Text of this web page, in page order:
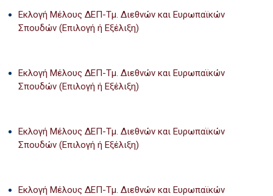
Εκλογή Μέλους ΔΕΠ-Τμ. Διεθνών και Ευρωπαϊκών
Σπουδών (Επιλογή ή Εξέλιξη)
Εκλογή Μέλους ΔΕΠ-Τμ. Διεθνών και Ευρωπαϊκών
Σπουδών (Επιλογή ή Εξέλιξη)
Εκλογή Μέλους ΔΕΠ-Τμ. Διεθνών και Ευρωπαϊκών
Σπουδών (Επιλογή ή Εξέλιξη)
Εκλογή Μέλους ΔΕΠ-Τμ. Διεθνών και Ευρωπαϊκών